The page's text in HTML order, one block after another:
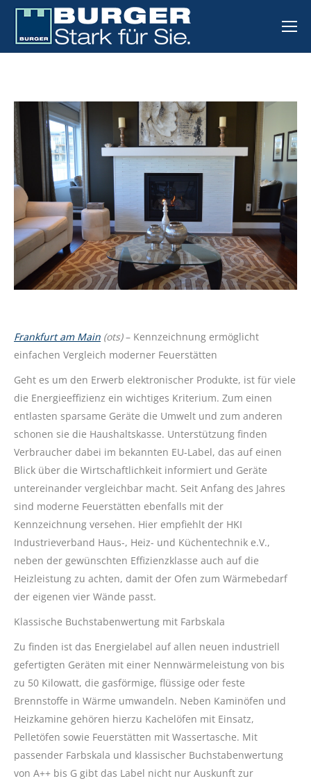
Frankfurt am Main (ots)– Kennzeichnung ermöglicht
einfachen Vergleich moderner Feuerstätten
Geht es um den Erwerb elektronischer Produkte, ist für viele
die Energieeffizienz ein wichtiges Kriterium. Zum einen
entlasten sparsame Geräte die Umwelt und zum anderen
schonen sie die Haushaltskasse. Unterstützung finden
Verbraucher dabei im bekannten EU-Label, das auf einen
Blick über die Wirtschaftlichkeit informiert und Geräte
untereinander vergleichbar macht. Seit Anfang des Jahres
sind moderne Feuerstätten ebenfalls mit der
Kennzeichnung versehen. Hier empfiehlt der HKI
Industrieverband Haus-, Heiz- und Küchentechnik e.V.,
neben der gewünschten Effizienzklasse auch auf die
Heizleistung zu achten, damit der Ofen zum Wärmebedarf
der eigenen vier Wände passt.
Klassische Buchstabenwertung mit Farbskala
Zu finden ist das Energielabel auf allen neuen industriell
gefertigten Geräten mit einer Nennwärmeleistung von bis
zu 50 Kilowatt, die gasförmige, flüssige oder feste
Brennstoffe in Wärme umwandeln. Neben Kaminöfen und
Heizkamine gehören hierzu Kachelöfen mit Einsatz,
Pelletöfen sowie Feuerstätten mit Wassertasche. Mit
passender Farbskala und klassischer Buchstabenwertung
von A++ bis G gibt das Label nicht nur Auskunft zur